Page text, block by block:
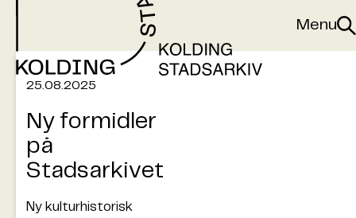
Menu
25.08.2025
Ny formidler
på
Stadsarkivet
Ny kulturhistorisk